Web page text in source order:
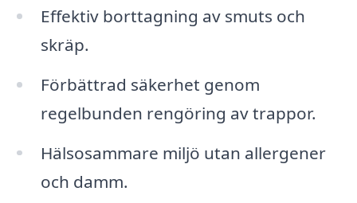
Effektiv borttagning av smuts och
skräp.
Förbättrad säkerhet genom
regelbunden rengöring av trappor.
Hälsosammare miljö utan allergener
och damm.